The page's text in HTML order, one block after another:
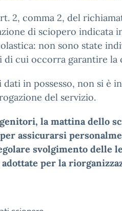
2, comma 2, del
di sciopero indicata
non sono state
di cui occorra garantire la
dati in possesso, non si è
del servizio.
la mattina dello
assicurarsi
svolgimento delle
per la